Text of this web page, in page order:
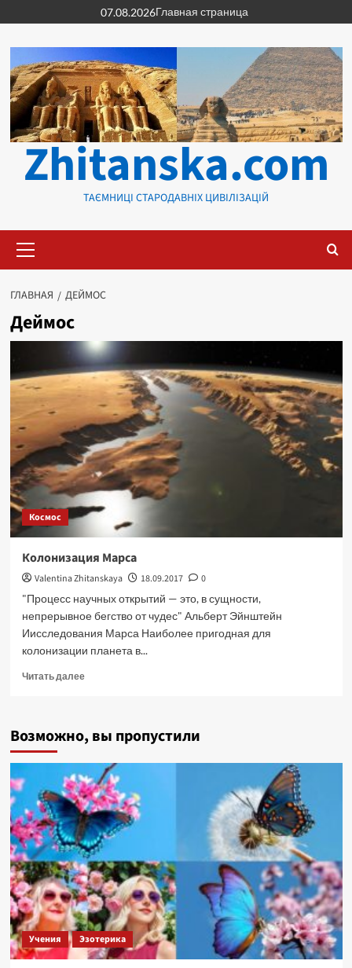
к
содержимому
07.08.2026Главная страница
Zhitanska.com
ТАЄМНИЦІ СТАРОДАВНІХ ЦИВІЛІЗАЦІЙ
меню
ГЛАВНАЯ ДЕЙМОС
Деймос
Космос
Колонизация Марса
Valentina Zhitanskaya 18.09.2017
0
"Процесс научных открытий — это, в сущности,
непрерывное бегство от чудес" Альберт Эйнштейн
Иисследования Марса Наиболее пригодная для
колонизации планета в...
Читать далееПрочитать
Марса
Возможно, вы пропустили
Учения Эзотерика